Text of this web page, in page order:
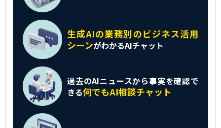
生成AIの業務別のビジネス活用
シーンがわかるAIチャット
過去のAIニュースから事実を確認で
きる何でもAI相談チャット